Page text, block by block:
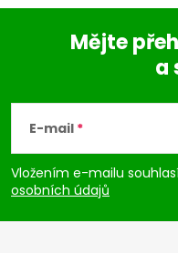
p
a
Mějte
a
E-mail
Vložením e-mailu
osobních údajů